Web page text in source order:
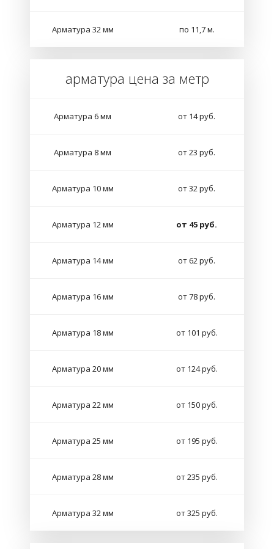
Арматура 32 мм по 11,7 м.
арматура цена за метр
Арматура 6 мм от 14 руб.
Арматура 8 мм от 23 руб.
Арматура 10 мм от 32 руб.
Арматура 12 мм от 45 руб.
Арматура 14 мм от 62 руб.
Арматура 16 мм от 78 руб.
Арматура 18 мм от 101 руб.
Арматура 20 мм от 124 руб.
Арматура 22 мм от 150 руб.
Арматура 25 мм от 195 руб.
Арматура 28 мм от 235 руб.
Арматура 32 мм от 325 руб.